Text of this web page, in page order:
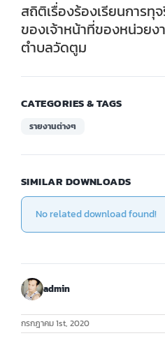
สถิติเรื่องร้องเรียนการ
ของเจ้าหน้าที่ของหน่วยง
ตำบลวัดตูม
CATEGORIES & TAGS
รายงานต่างๆ
SIMILAR DOWNLOADS
No related download found!
admin
กรกฎาคม 1st, 2020